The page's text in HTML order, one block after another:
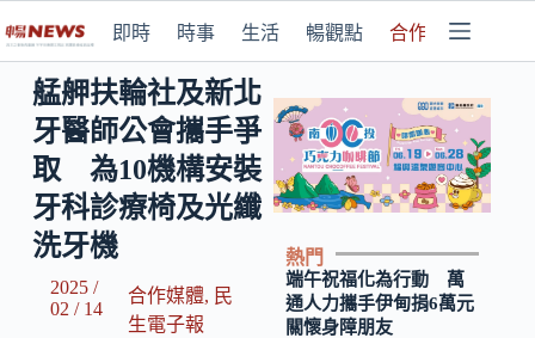
即時 時事 生活 暢觀點 合作媒體
艋舺扶輪社及新北
牙醫師公會攜手爭
取 為10機構安裝
牙科診療椅及光纖
洗牙機
2025 /
02 / 14
合作媒體, 民
生電子報
熱門
端午祝福化為行動 萬
通人力攜手伊甸捐6萬元
關懷身障朋友